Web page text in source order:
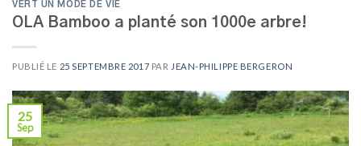
VERT UN MODE DE VIE
OLA Bamboo a planté son 1000e arbre!
PUBLIÉ LE 25 SEPTEMBRE 2017 PAR JEAN-PHILIPPE BERGERON
25
Sep